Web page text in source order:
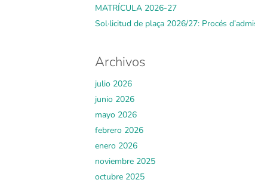
MATRÍCULA 2026-27
Sol·licitud de plaça 2026/27: Procés
Archivos
julio 2026
junio 2026
mayo 2026
febrero 2026
enero 2026
noviembre 2025
octubre 2025